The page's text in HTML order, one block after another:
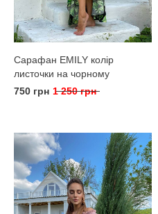
Сарафан EMILY колір
листочки на чорному
750 грн 1 250 грн